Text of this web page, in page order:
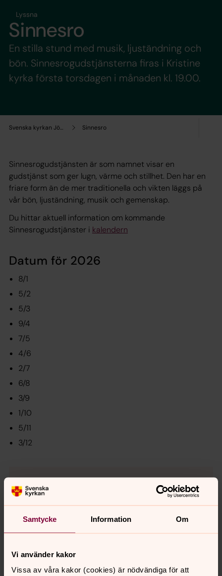
Samtycke Information Om
Vi använder kakor
Vissa av våra kakor (cookies) är nödvändiga för att
Svenska kyrkan Jönköping Sinnesro
Lyssna
Sinnesro
En stilla stund med musik, ljuständning och
bön. Sinnesrogudstjänsterna firas i Kristine
kyrka första torsdagen i månaden kl. 19.00.
Sinnesrogudstjänsten är som namnet visar en
gudstjänst som ger lugn, värme och stillhet. Den har en
friare form än de mer traditionella och vikten läggs på
vår bön, ljuständning, musik och gemenskap.
Du hittar aktuell information om kommande
Sinnesrogudstjänster i kalendern
Datum för 2026
8/1
5/2
5/3
9/4
7/5
4/6
2/7
6/8
3/9
1/10
5/11
3/12
Gud i dina händer psalm 769
Södra Vätterbygdens musikstudenter
0:00 04:20